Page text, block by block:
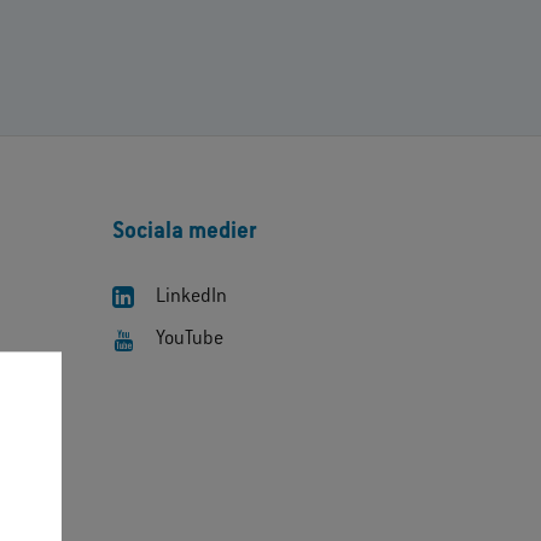
Sociala medier
LinkedIn
YouTube